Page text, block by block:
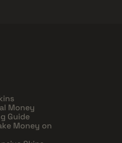
Money
Guide
Money on